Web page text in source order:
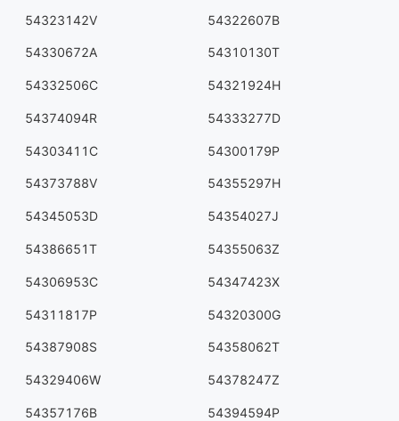
54323142V 54322607B
54330672A 54310130T
54332506C 54321924H
54374094R 54333277D
54303411C 54300179P
54373788V 54355297H
54345053D 54354027J
54386651T 54355063Z
54306953C 54347423X
54311817P 54320300G
54387908S 54358062T
54329406W 54378247Z
54357176B 54394594P